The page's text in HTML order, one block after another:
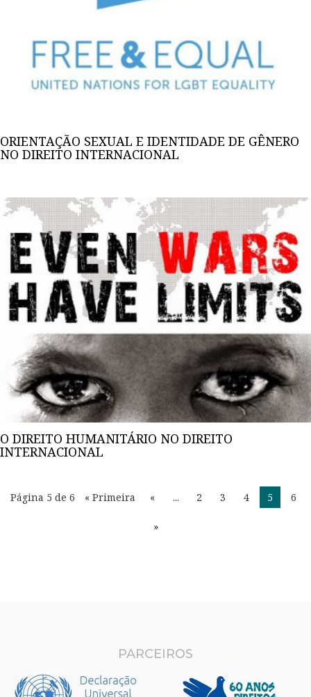
ORIENTAÇÃO SEXUAL E IDENTIDADE DE GÊNERO
NO DIREITO INTERNACIONAL
O DIREITO HUMANITÁRIO NO DIREITO
INTERNACIONAL
Página 5 de 6 « Primeira « ... 2 3 4 5 6
»
PARCEIROS